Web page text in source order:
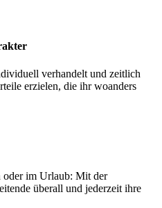
verhandelt und zeitlich
erzielen, die ihr woanders
im Urlaub: Mit der
überall und jederzeit ihre